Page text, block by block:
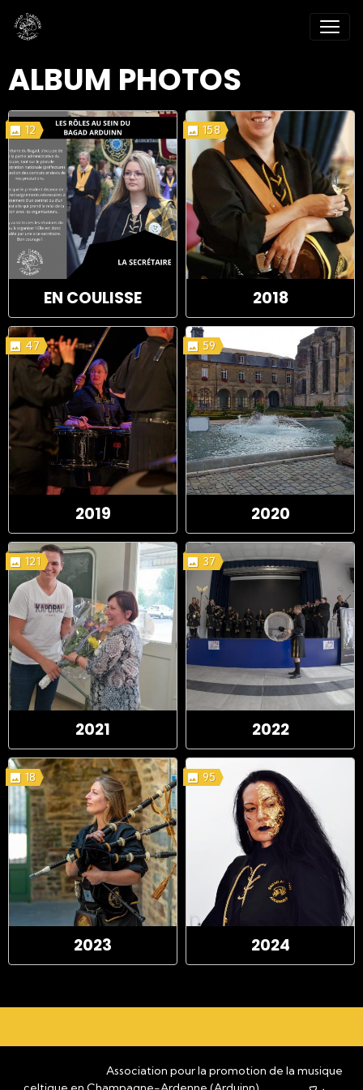
ALBUM PHOTOS
12
EN COULISSE
158
2018
47
2019
59
2020
121
2021
37
2022
18
2023
95
2024
Association pour la promotion de la musique